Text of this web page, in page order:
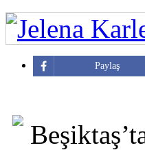
Paylaş